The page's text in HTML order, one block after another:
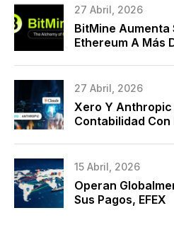
27 Abril, 2026
BitMine Aumenta
Ethereum A Más
27 Abril, 2026
Xero Y
Contabilidad Con
15 Abril, 2026
Operan
Sus Pagos, EFEX